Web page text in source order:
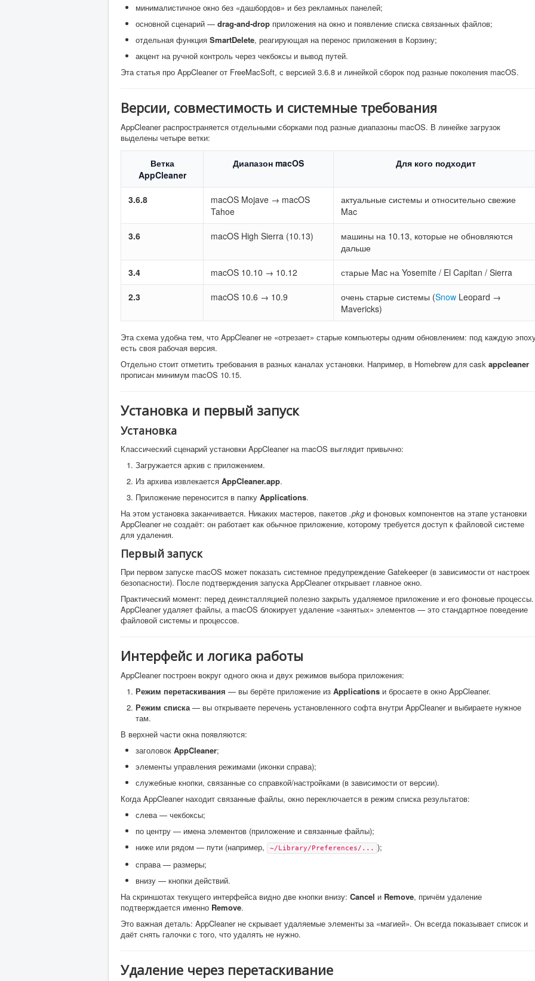
минималистичное окно без «дашбордов» и без рекламных панелей;
основной сценарий — drag-and-drop приложения на окно и появление списка связанных файлов;
отдельная функция SmartDelete, реагирующая на перенос приложения в Корзину;
акцент на ручной контроль через чекбоксы и вывод путей.
Эта статья про AppCleaner от FreeMacSoft, с версией 3.6.8 и линейкой сборок под разные поколения macOS.
Версии, совместимость и системные требования
AppCleaner распространяется отдельными сборками под разные диапазоны macOS. В линейке загрузок
выделены четыре ветки:
Ветка
AppCleaner
Диапазон macOS Для кого подходит
3.6.8
macOS Mojave → macOS
Tahoe
актуальные системы и относительно свежие
Mac
3.6 macOS High Sierra (10.13)
машины на 10.13, которые не обновляются
дальше
3.4 macOS 10.10 → 10.12 старые Mac на Yosemite / El Capitan / Sierra
2.3 macOS 10.6 → 10.9 очень старые системы (Snow Leopard →
Mavericks)
Эта схема удобна тем, что AppCleaner не «отрезает» старые компьютеры одним обновлением: под каждую
есть своя рабочая версия.
Отдельно стоит отметить требования в разных каналах установки. Например, в Homebrew для cask appcleaner
прописан минимум macOS 10.15.
Установка и первый запуск
Установка
Классический сценарий установки AppCleaner на macOS выглядит привычно:
Загружается архив с приложением.
Из архива извлекается AppCleaner.app.
Приложение переносится в папку Applications.
На этом установка заканчивается. Никаких мастеров, пакетов .pkg и фоновых компонентов на этапе установки
AppCleaner не создаёт: он работает как обычное приложение, которому требуется доступ к файловой системе
для удаления.
Первый запуск
При первом запуске macOS может показать системное предупреждение Gatekeeper (в зависимости от настроек
безопасности). После подтверждения запуска AppCleaner открывает главное окно.
Практический момент: перед деинсталляцией полезно закрыть удаляемое приложение и его фоновые процессы.
AppCleaner удаляет файлы, а macOS блокирует удаление «занятых» элементов — это стандартное поведение
файловой системы и процессов.
Интерфейс и логика работы
AppCleaner построен вокруг одного окна и двух режимов выбора приложения:
Режим перетаскивания — вы берёте приложение из Applications и бросаете в окно AppCleaner.
Режим списка— вы открываете перечень установленного софта внутри AppCleaner и выбираете нужное
там.
В верхней части окна появляются:
заголовок AppCleaner;
элементы управления режимами (иконки справа);
служебные кнопки, связанные со справкой/настройками (в зависимости от версии).
Когда AppCleaner находит связанные файлы, окно переключается в режим списка результатов:
слева — чекбоксы;
по центру — имена элементов (приложение и связанные файлы);
ниже или рядом — пути (например,
~/Library/Preferences/...
);
справа — размеры;
внизу — кнопки действий.
На скриншотах текущего интерфейса видно две кнопки внизу: Cancel и Remove, причём удаление
подтверждается именно Remove.
Это важная деталь: AppCleaner не скрывает удаляемые элементы за «магией». Он всегда показывает список и
даёт снять галочки с того, что удалять не нужно.
Удаление через перетаскивание